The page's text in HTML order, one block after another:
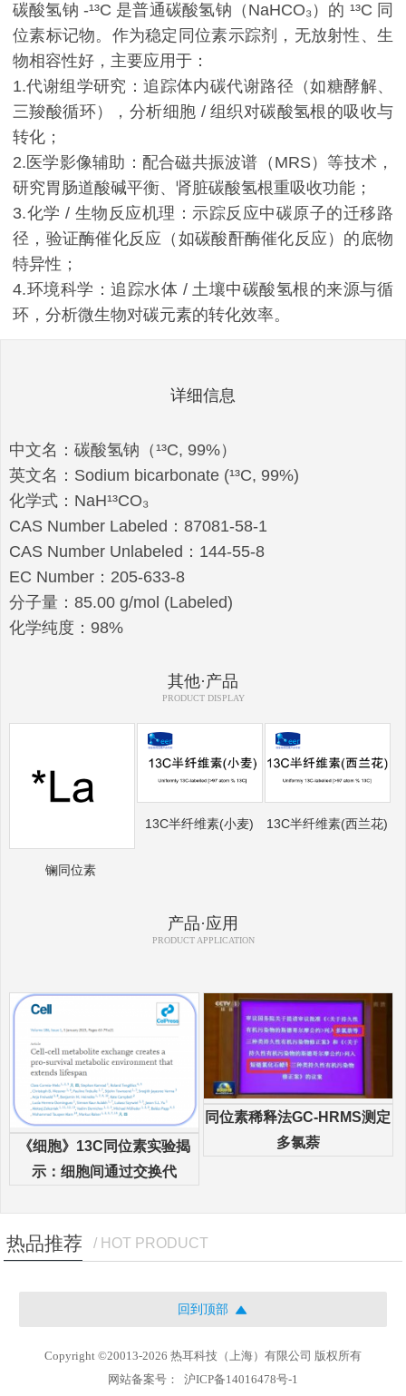
碳酸氢钠 -¹³C 是普通碳酸氢钠（NaHCO₃）的 ¹³C 同
位素标记物。作为稳定同位素示踪剂，无放射性、生
物相容性好，主要应用于：
1.代谢组学研究：追踪体内碳代谢路径（如糖酵解、
三羧酸循环），分析细胞 / 组织对碳酸氢根的吸收与
转化；
2.医学影像辅助：配合磁共振波谱（MRS）等技术，
研究胃肠道酸碱平衡、肾脏碳酸氢根重吸收功能；
3.化学 / 生物反应机理：示踪反应中碳原子的迁移路
径，验证酶催化反应（如碳酸酐酶催化反应）的底物
特异性；
4.环境科学：追踪水体 / 土壤中碳酸氢根的来源与循
环，分析微生物对碳元素的转化效率。
详细信息
中文名：碳酸氢钠（¹³C, 99%）
英文名：Sodium bicarbonate (¹³C, 99%)
化学式：NaH¹³CO₃
CAS Number Labeled：87081-58-1
CAS Number Unlabeled：144-55-8
EC Number：205-633-8
分子量：85.00 g/mol (Labeled)
化学纯度：98%
其他·产品
PRODUCT DISPLAY
镧同位素
13C半纤维素(小麦) 13C半纤维素(西兰花)
产品·应用
PRODUCT APPLICATION
《细胞》13C同位素实验揭
示：细胞间通过交换代
同位素稀释法GC-HRMS测定
多氯萘
热品推荐 / HOT PRODUCT
回到顶部
Copyright ©20013-2026 热耳科技（上海）有限公司 版权所有
网站备案号：
沪ICP备14016478号-1